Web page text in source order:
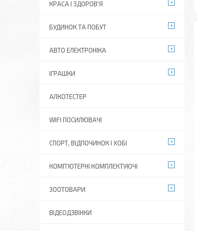
КРАСА І ЗДОРОВ'Я
БУДИНОК ТА ПОБУТ
АВТО ЕЛЕКТРОНІКА
ІГРАШКИ
АЛКОТЕСТЕР
WIFI ПОСИЛЮВАЧІ
СПОРТ, ВІДПОЧИНОК І ХОБІ
КОМП'ЮТЕРНІ КОМПЛЕКТУЮЧІ
ЗООТОВАРИ
ВІДЕОДЗВІНКИ